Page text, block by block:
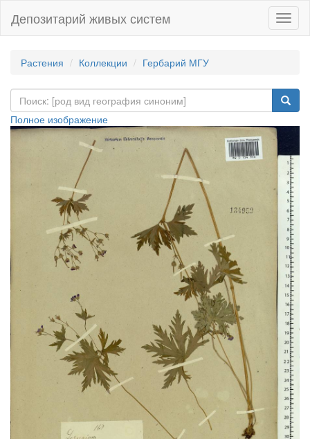
Депозитарий живых систем
Растения Коллекции Гербарий МГУ
Полное изображение